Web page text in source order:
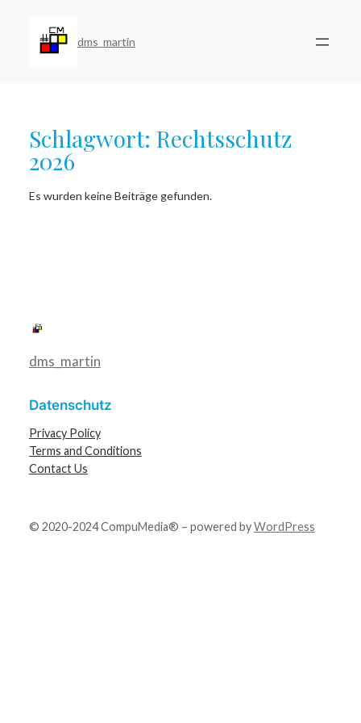
springen
dms_martin
Schlagwort: Rechtsschutz
2026
Es wurden keine Beiträge gefunden.
dms_martin
Datenschutz
Privacy Policy
Terms and Conditions
Contact Us
© 2020-2024 CompuMedia® – powered byWordPress